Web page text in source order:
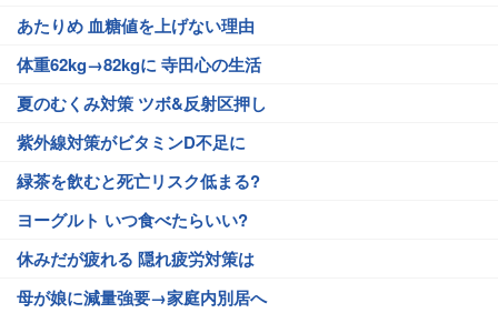
あたりめ 血糖値を上げない理由
体重62kg→82kgに 寺田心の生活
夏のむくみ対策 ツボ&反射区押し
紫外線対策がビタミンD不足に
緑茶を飲むと死亡リスク低まる?
ヨーグルト いつ食べたらいい?
休みだが疲れる 隠れ疲労対策は
母が娘に減量強要→家庭内別居へ